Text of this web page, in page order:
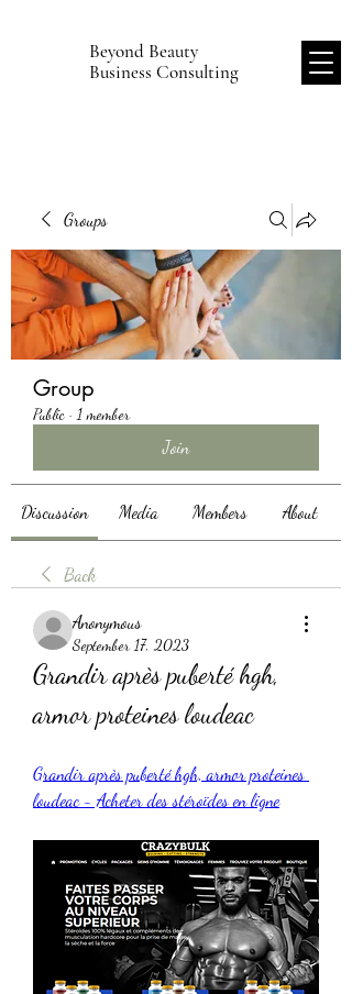
Beyond Beauty
Business Consulting
Groups
Group
Public · 1 member
Join
Discussion Media Members About
Back
Anonymous
September 17, 2023
Grandir après puberté hgh,
armor proteines loudeac
Grandir après puberté hgh, armor proteines
loudeac - Acheter des stéroïdes en ligne